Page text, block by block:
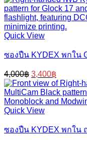
Quick View
ซองปืน KYDEX พกใน
4,000฿ Original
price
was:
4,000฿.
3,400฿
price
is:
3,400฿.
Quick View
ซองปืน KYDEX พกใน